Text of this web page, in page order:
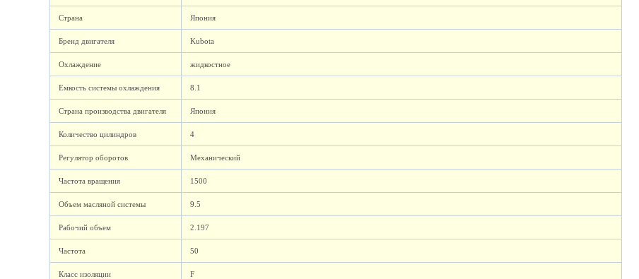
Страна Япония
Бренд двигателя Kubota
Охлаждение жидкостное
Емкость системы охлаждения 8.1
Страна производства двигателя Япония
Количество цилиндров 4
Регулятор оборотов Механический
Частота вращения 1500
Объем масляной системы 9.5
Рабочий объем 2.197
Частота 50
Класс изоляции F